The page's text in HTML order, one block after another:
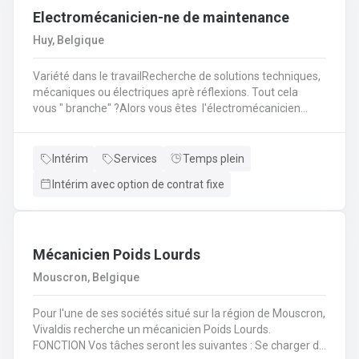
leur véhicule et les réparations à prévoir.
Electromécanicien-ne de maintenance
Huy, Belgique
Variété dans le travailRecherche de solutions techniques,
mécaniques ou électriques aprè réflexions. Tout cela
vous " branche" ?Alors vous êtes l'électromécanicien
charge de différentes missions en intervention directe
Intérim Services
Temps plein
Intérim avec option de contrat fixe
Mécanicien Poids Lourds
Mouscron, Belgique
Pour l'une de ses sociétés situé sur la région de Mouscron,
Vivaldis recherche un mécanicien Poids Lourds.
FONCTION Vos tâches seront les suivantes : Se charger du